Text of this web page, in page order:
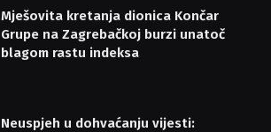
Mješovita kretanja dionica Končar
Grupe na Zagrebačkoj burzi unatoč
blagom rastu indeksa
Neuspjeh u dohvaćanju vijesti: